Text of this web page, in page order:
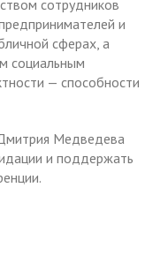
сотрудников
и
сферах, а
социальным
— способности
Медведева
и поддержать